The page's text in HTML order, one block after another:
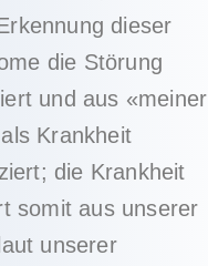
dieser
die Störung
und aus «meiner
Krankheit
die Krankheit
somit aus unserer
unserer